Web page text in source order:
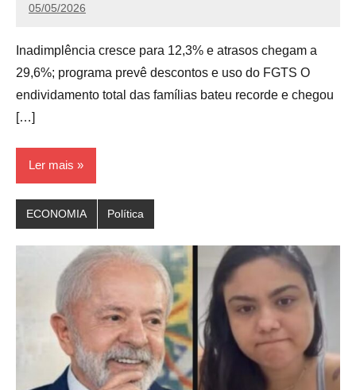
05/05/2026
Calango
Inadimplência cresce para 12,3% e atrasos chegam a
29,6%; programa prevê descontos e uso do FGTS O
endividamento total das famílias bateu recorde e chegou
[…]
Ler mais
ECONOMIA Política